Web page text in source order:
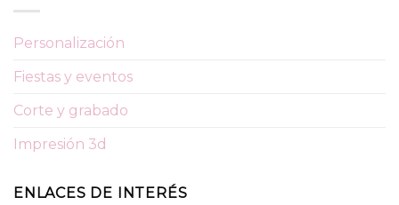
Personalización
Fiestas y eventos
Corte y grabado
Impresión 3d
ENLACES DE INTERÉS